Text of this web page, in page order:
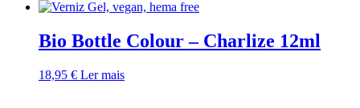
Bio Bottle Colour – Charlize 12ml
18,95 € Ler mais